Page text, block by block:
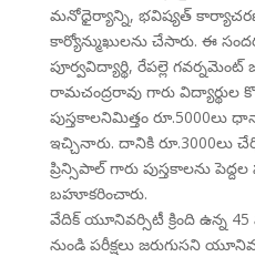
మనోధైర్యాన్ని, భవిష్యత్
కార్యోన్ముఖులను చేసారు. ఈ
పూర్వవిద్యార్థి, రేపల్లె
రామచంద్రరావు గారు విద్యార్థుల
పుస్తకాలనిమిత్తం రూ.5000లు
ఇచ్చినారు. దానికి రూ.3000లు
ప్రిన్సిపాల్ గారు పుస్తకాలను పెద్దల
బహూకరించారు.
వేదిక్ యూనివర్సిటీ క్రింది ఉన్న
నుండి పరీక్షలు జరుగుసని